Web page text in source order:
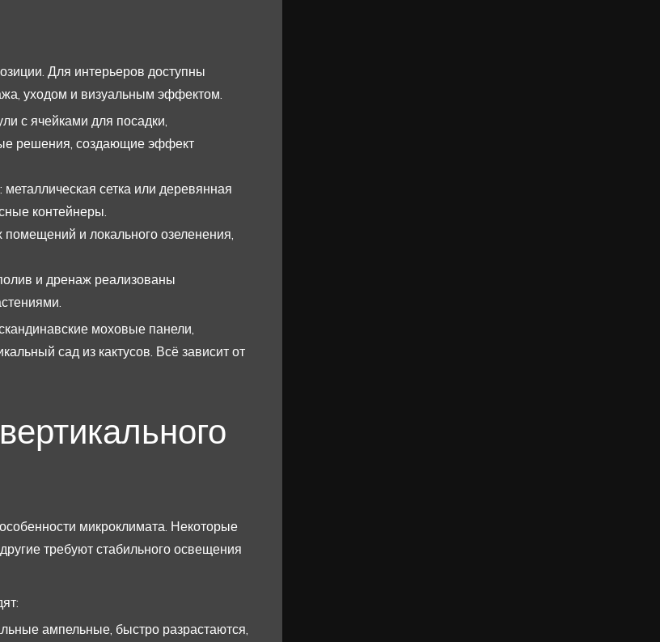
Для интерьеров доступны
уходом и визуальным эффектом.
с ячейками для посадки,
решения, создающие эффект
сетка или деревянная
контейнеры.
и локального озеленения,
и дренаж реализованы
моховые панели,
сад из кактусов. Всё зависит от
микроклимата. Некоторые
требуют стабильного освещения
ампельные, быстро разрастаются,